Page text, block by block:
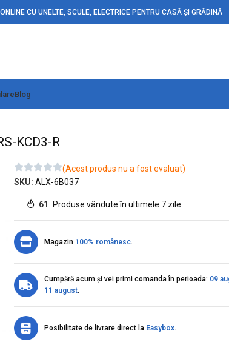
CU UNELTE, SCULE, ELECTRICE PENTRU CASĂ ȘI GRĂDINĂ
Blog
KCD3-R
(Acest produs nu a fost evaluat)
SKU: ALX-6B037
61 Produse vândute în ultimele 7 zile
Magazin 100% românesc.
Cumpără acum și vei primi comanda în perioada: 09
11 august.
Posibilitate de livrare direct la Easybox.